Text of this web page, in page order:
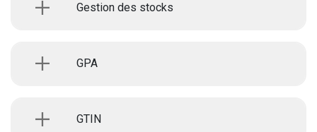
Gestion des stocks
GPA
GTIN